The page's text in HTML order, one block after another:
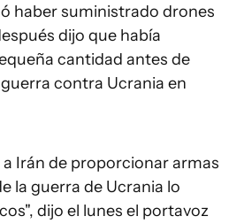
haber suministrado drones
dijo que había
cantidad antes de
contra Ucrania en
Irán de proporcionar armas
la guerra de Ucrania lo
dijo el lunes el portavoz